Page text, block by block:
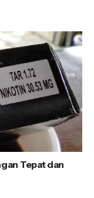
Tepat dan